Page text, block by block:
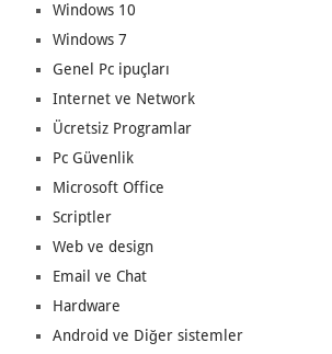
Windows 10
Windows 7
Genel Pc ipuçları
Internet ve Network
Ücretsiz Programlar
Pc Güvenlik
Microsoft Office
Scriptler
Web ve design
Email ve Chat
Hardware
Android ve Diğer sistemler